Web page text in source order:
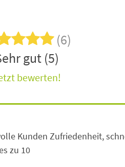
(6)
gut (5)
bewerten!
Kunden Zufriedenheit,
zu 10